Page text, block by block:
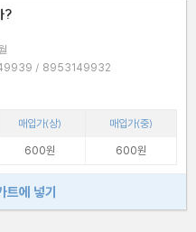
?
ISBN : 9788953149939 / 8953149932
매입가(상)
매입가(중)
600원 600원
트에 넣기